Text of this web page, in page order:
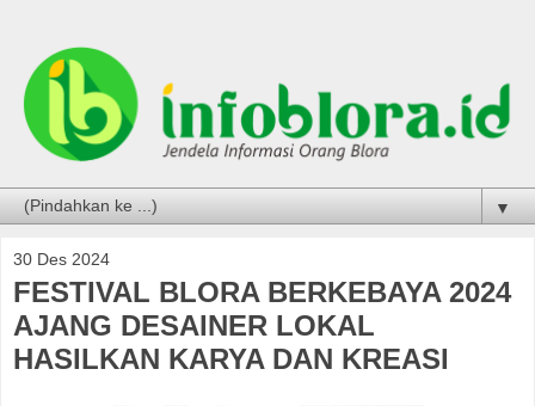
▼
30 Des 2024
FESTIVAL BLORA BERKEBAYA 2024
AJANG DESAINER LOKAL
HASILKAN KARYA DAN KREASI